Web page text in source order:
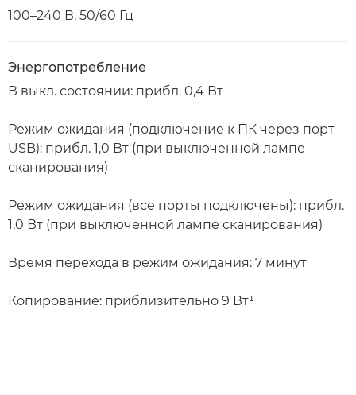
100–240 В, 50/60 Гц
Энергопотребление
В выкл. состоянии: прибл. 0,4 Вт
Режим ожидания (подключение к ПК через порт
USB): прибл. 1,0 Вт (при выключенной лампе
сканирования)
Режим ожидания (все порты подключены): прибл.
1,0 Вт (при выключенной лампе сканирования)
Время перехода в режим ожидания: 7 минут
Копирование: приблизительно 9 Вт¹